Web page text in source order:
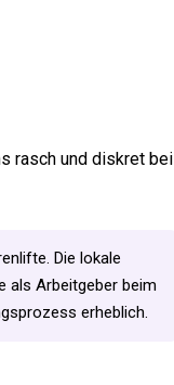
rasch und diskret bei
Die lokale
als Arbeitgeber beim
erheblich.